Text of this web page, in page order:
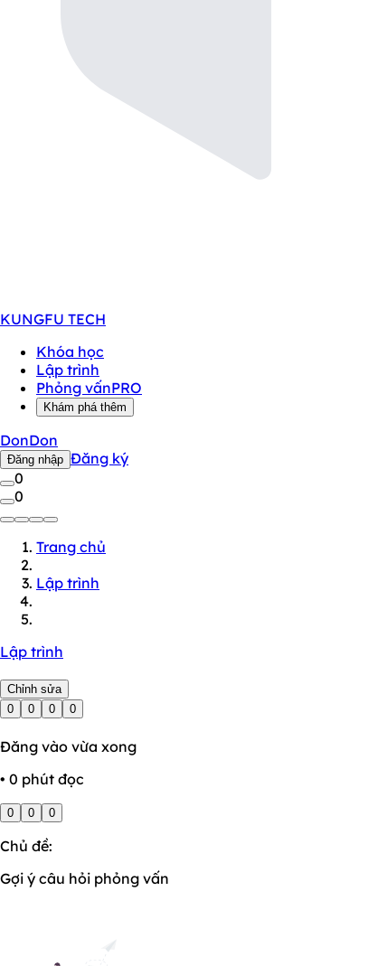
KUNGFU TECH
Khóa học
Lập trình
Phỏng vấnPRO
Khám phá thêm
DonDon
Đăng nhập Đăng ký
0
0
Trang chủ
Lập trình
Lập trình
Chỉnh sửa
0
0 0 0
Đăng vào vừa xong
• 0 phút đọc
0 0 0
Chủ đề:
Gợi ý câu hỏi phỏng vấn